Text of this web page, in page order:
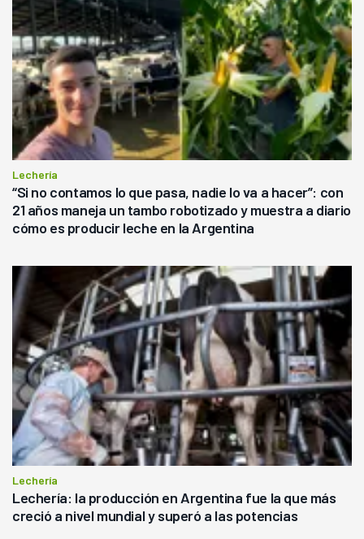
Lechería
“Si no contamos lo que pasa, nadie lo va a hacer”: con
21 años maneja un tambo robotizado y muestra a diario
cómo es producir leche en la Argentina
Lechería
Lechería: la producción en Argentina fue la que más
creció a nivel mundial y superó a las potencias